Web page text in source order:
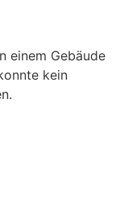
einem Gebäude
kein